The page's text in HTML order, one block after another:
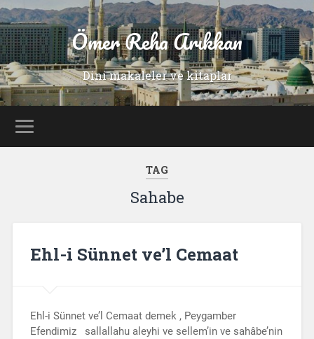
Ömer Reha Arıkkan
Dini makaleler ve kitaplar
TAG
Sahabe
Ehl-i Sünnet ve’l Cemaat
Ehl-i Sünnet ve’l Cemaat demek , Peygamber
Efendimiz sallallahu aleyhi ve sellem’in ve sahâbe’nin